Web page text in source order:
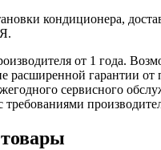
кондиционера,
от 1 года.
расширенной гарантии от
сервисного
требованиями